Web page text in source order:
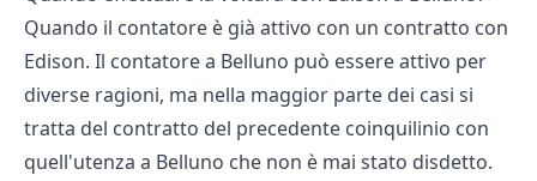
Quando il contatore è già attivo con un contratto con
Edison. Il contatore a Belluno può essere attivo per
diverse ragioni, ma nella maggior parte dei casi si
tratta del contratto del precedente coinquilinio con
quell'utenza a Belluno che non è mai stato disdetto.